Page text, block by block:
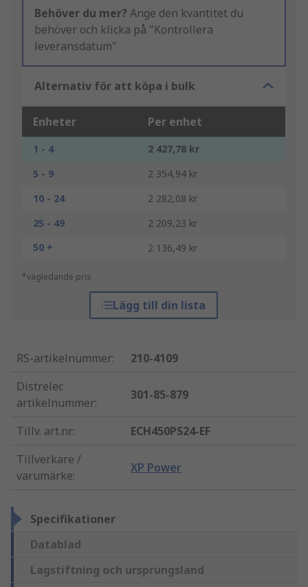
Behöver du mer? Ange den kvantitet du
behöver och klicka på "Kontrollera
leveransdatum"
Alternativ för att köpa i bulk
Enheter Per enhet
1 - 4
2 427,78 kr
5 - 9
2 354,94 kr
10 - 24
2 282,08 kr
25 - 49
2 209,23 kr
50 +
2 136,49 kr
*vägledande pris
Lägg till din lista
RS-artikelnummer:
210-4109
Distrelec
artikelnummer:
301-85-879
Tillv. art.nr:
ECH450PS24-EF
Tillverkare /
varumärke:
XP Power
Specifikationer
Datablad
Lagstiftning och ursprungsland